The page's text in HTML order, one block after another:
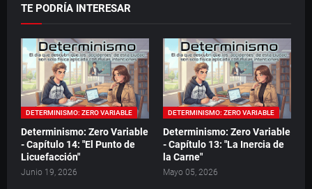
TE PODRÍA INTERESAR
DETERMINISMO: ZERO VARIABLE
Determinismo: Zero Variable
- Capítulo 14: "El Punto de
Licuefacción"
Junio 19, 2026
DETERMINISMO: ZERO VARIABLE
Determinismo: Zero Variable
- Capítulo 13: "La Inercia de
la Carne"
Mayo 05, 2026